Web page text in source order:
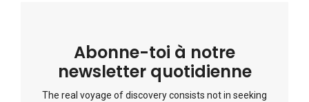
Abonne-toi à notre
newsletter quotidienne
The real voyage of discovery consists not in seeking